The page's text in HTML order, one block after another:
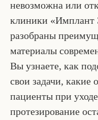
невозможна или
клиники «Имплант
разобраны
материалы
Вы узнаете, как
свои задачи,
пациенты при
протезирование